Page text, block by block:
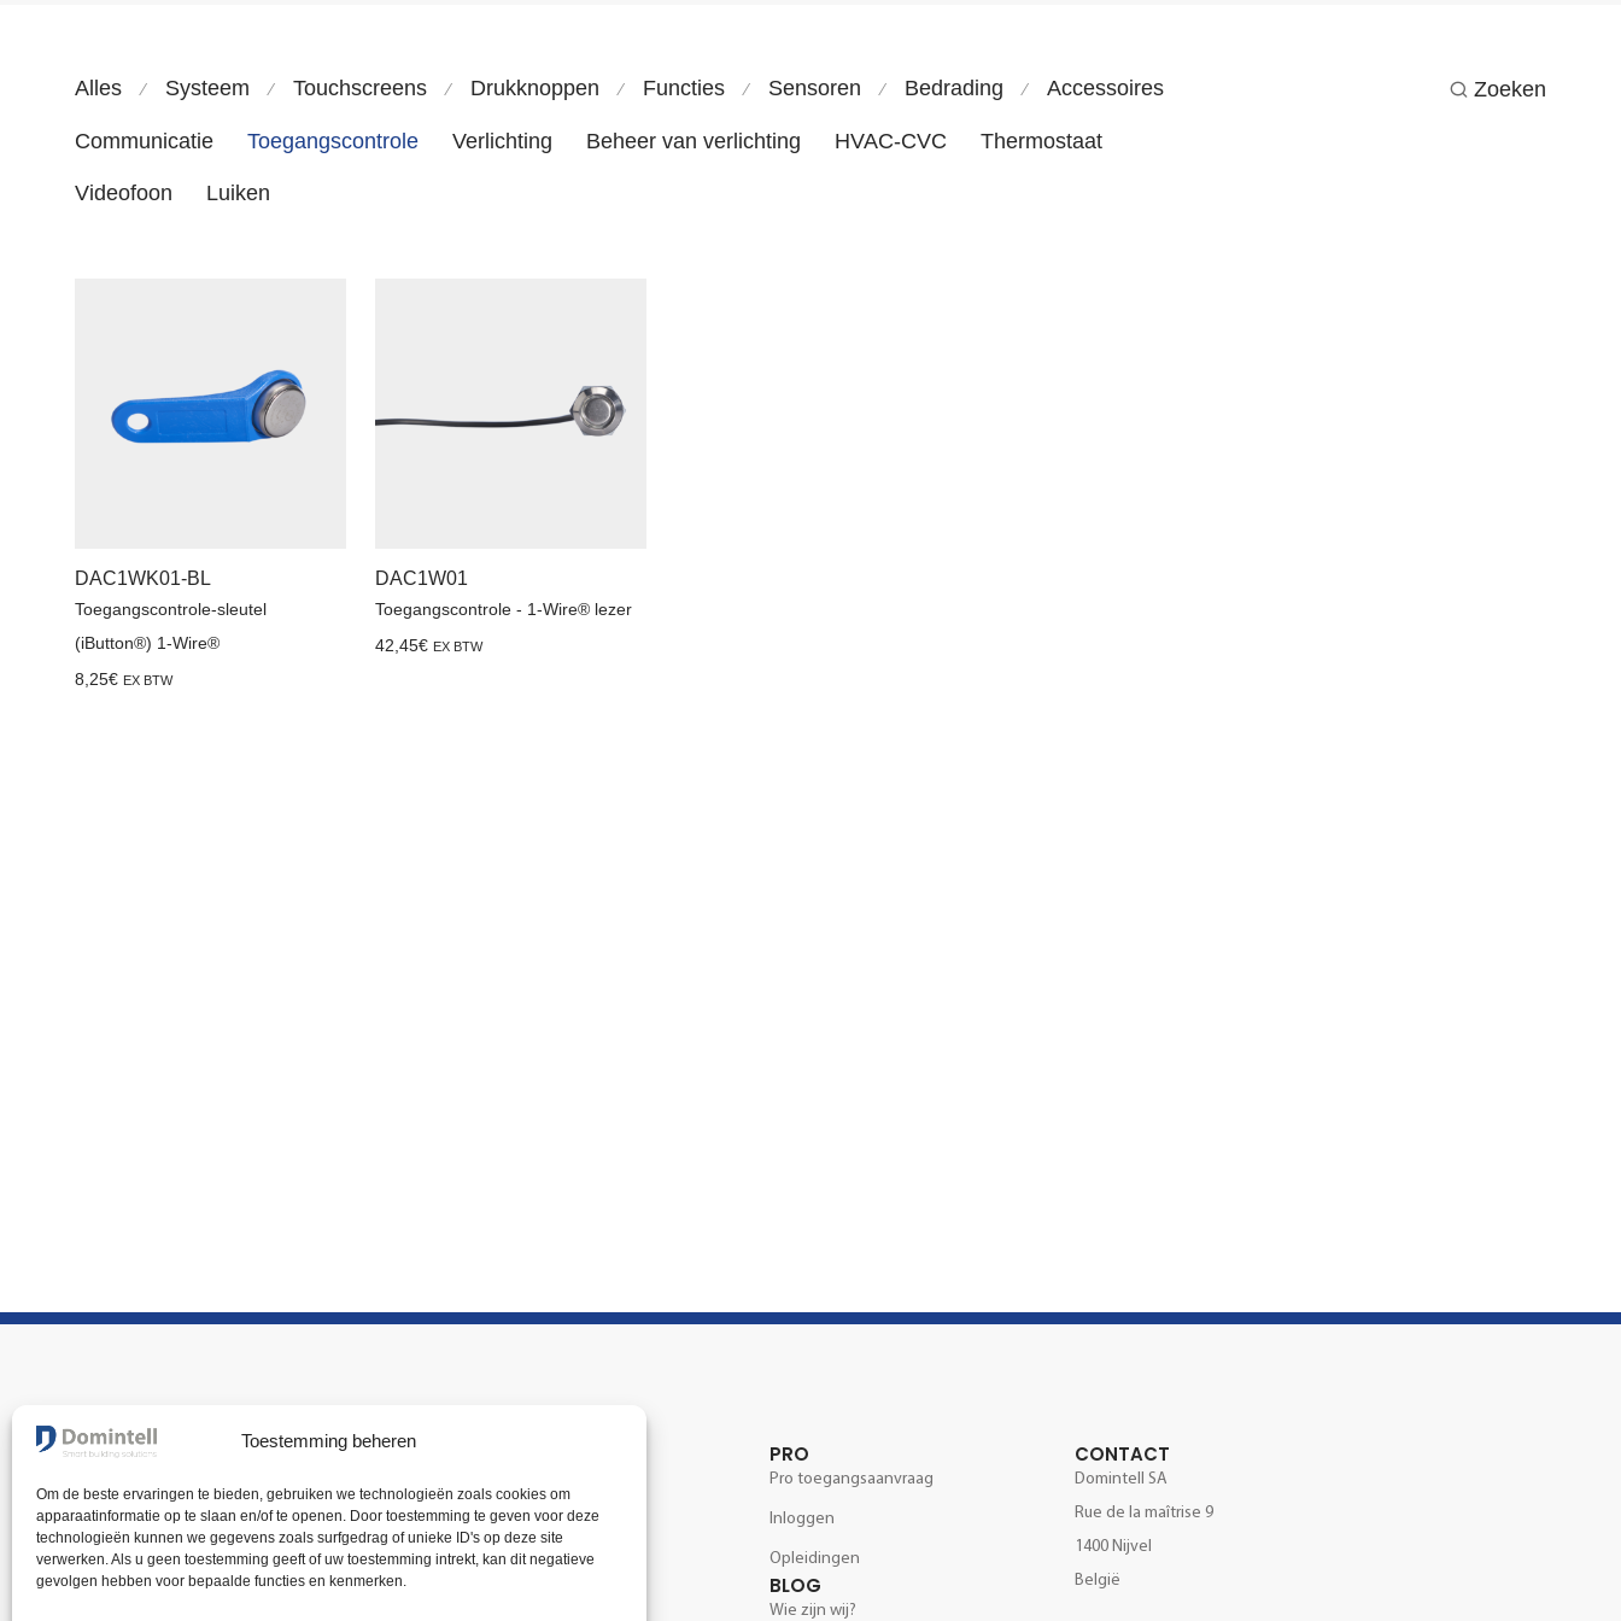
Toestemming beheren
Om de beste ervaringen te bieden, gebruiken we technologieën zoals cookies om
apparaatinformatie op te slaan en/of te openen. Door toestemming te geven voor deze
technologieën kunnen we gegevens zoals surfgedrag of unieke ID's op deze site
verwerken. Als u geen toestemming geeft of uw toestemming intrekt, kan dit negatieve
gevolgen hebben voor bepaalde functies en kenmerken.
Zoeken
Alles ⁄ Systeem ⁄ Touchscreens ⁄ Drukknoppen ⁄ Functies ⁄ Sensoren ⁄ Bedrading ⁄ Accessoires
Communicatie Toegangscontrole Verlichting Beheer van verlichting HVAC-CVC Thermostaat
Videofoon Luiken
DAC1WK01-BL
Toegangscontrole-sleutel
(iButton®) 1-Wire®
8,25€ EX BTW
DAC1W01
Toegangscontrole - 1-Wire® lezer
42,45€ EX BTW
OPLOSSINGEN
Residentieel
Tertiair
Kabels
Systeem
PRO
Pro toegangsaanvraag
Inloggen
Opleidingen
BLOG
Wie zijn wij?
CONTACT
Domintell SA
Rue de la maîtrise 9
1400 Nijvel
België